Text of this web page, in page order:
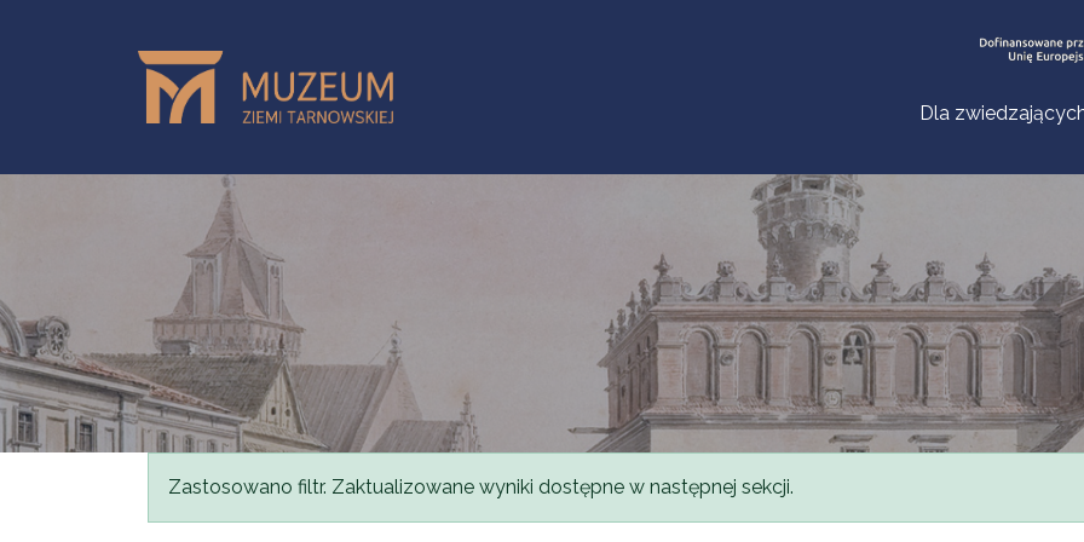
Dla
Komunikat
Zastosowano filtr. Zaktualizowane wyniki dostępne w następnej sekcji.